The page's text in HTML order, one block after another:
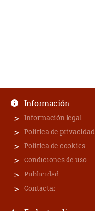
Información
Información legal
Política de privacidad
Política de cookies
Condiciones de uso
Publicidad
Contactar